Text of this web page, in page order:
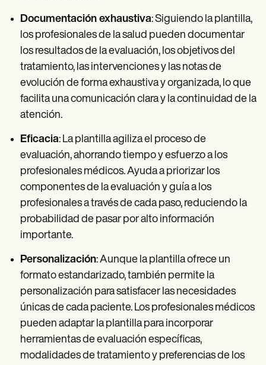
Documentación exhaustiva: Siguiendo la plantilla,
los profesionales de la salud pueden documentar
los resultados de la evaluación, los objetivos del
tratamiento, las intervenciones y las notas de
evolución de forma exhaustiva y organizada, lo que
facilita una comunicación clara y la continuidad de la
atención.
Eficacia: La plantilla agiliza el proceso de
evaluación, ahorrando tiempo y esfuerzo a los
profesionales médicos. Ayuda a priorizar los
componentes de la evaluación y guía a los
profesionales a través de cada paso, reduciendo la
probabilidad de pasar por alto información
importante.
Personalización: Aunque la plantilla ofrece un
formato estandarizado, también permite la
personalización para satisfacer las necesidades
únicas de cada paciente. Los profesionales médicos
pueden adaptar la plantilla para incorporar
herramientas de evaluación específicas,
modalidades de tratamiento y preferencias de los